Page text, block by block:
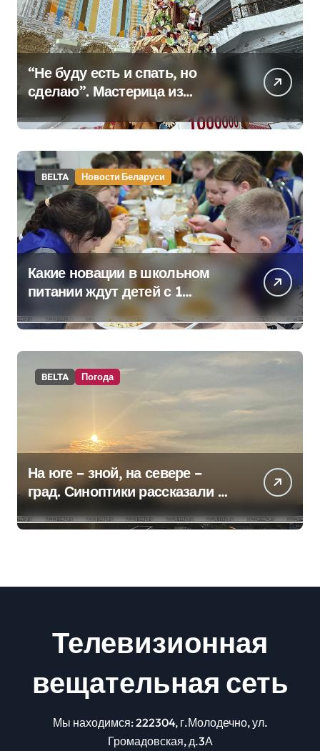
“Не буду есть и спать, но
сделаю”. Мастерица из
Молодечно о 50-
килограммовом каравае для
Дворца Независимости
BELTA Новости Беларуси
Какие новации в школьном
питании ждут детей с 1
сентября, рассказали в
правительстве
BELTA Погода
На юге – зной, на севере –
град. Синоптики рассказали о
погоде на сегодня
Телевизионная
вещательная сеть
Мы находимся: 222304, г.Молодечно, ул.
Громадовская, д.3А